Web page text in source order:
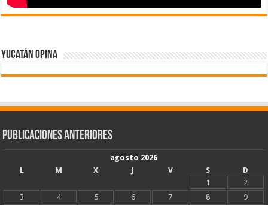
Yucatán Opina
Publicaciones Anteriores
agosto 2026
L
M X J V S
D
1
2
3
4 5 6 7 8
9